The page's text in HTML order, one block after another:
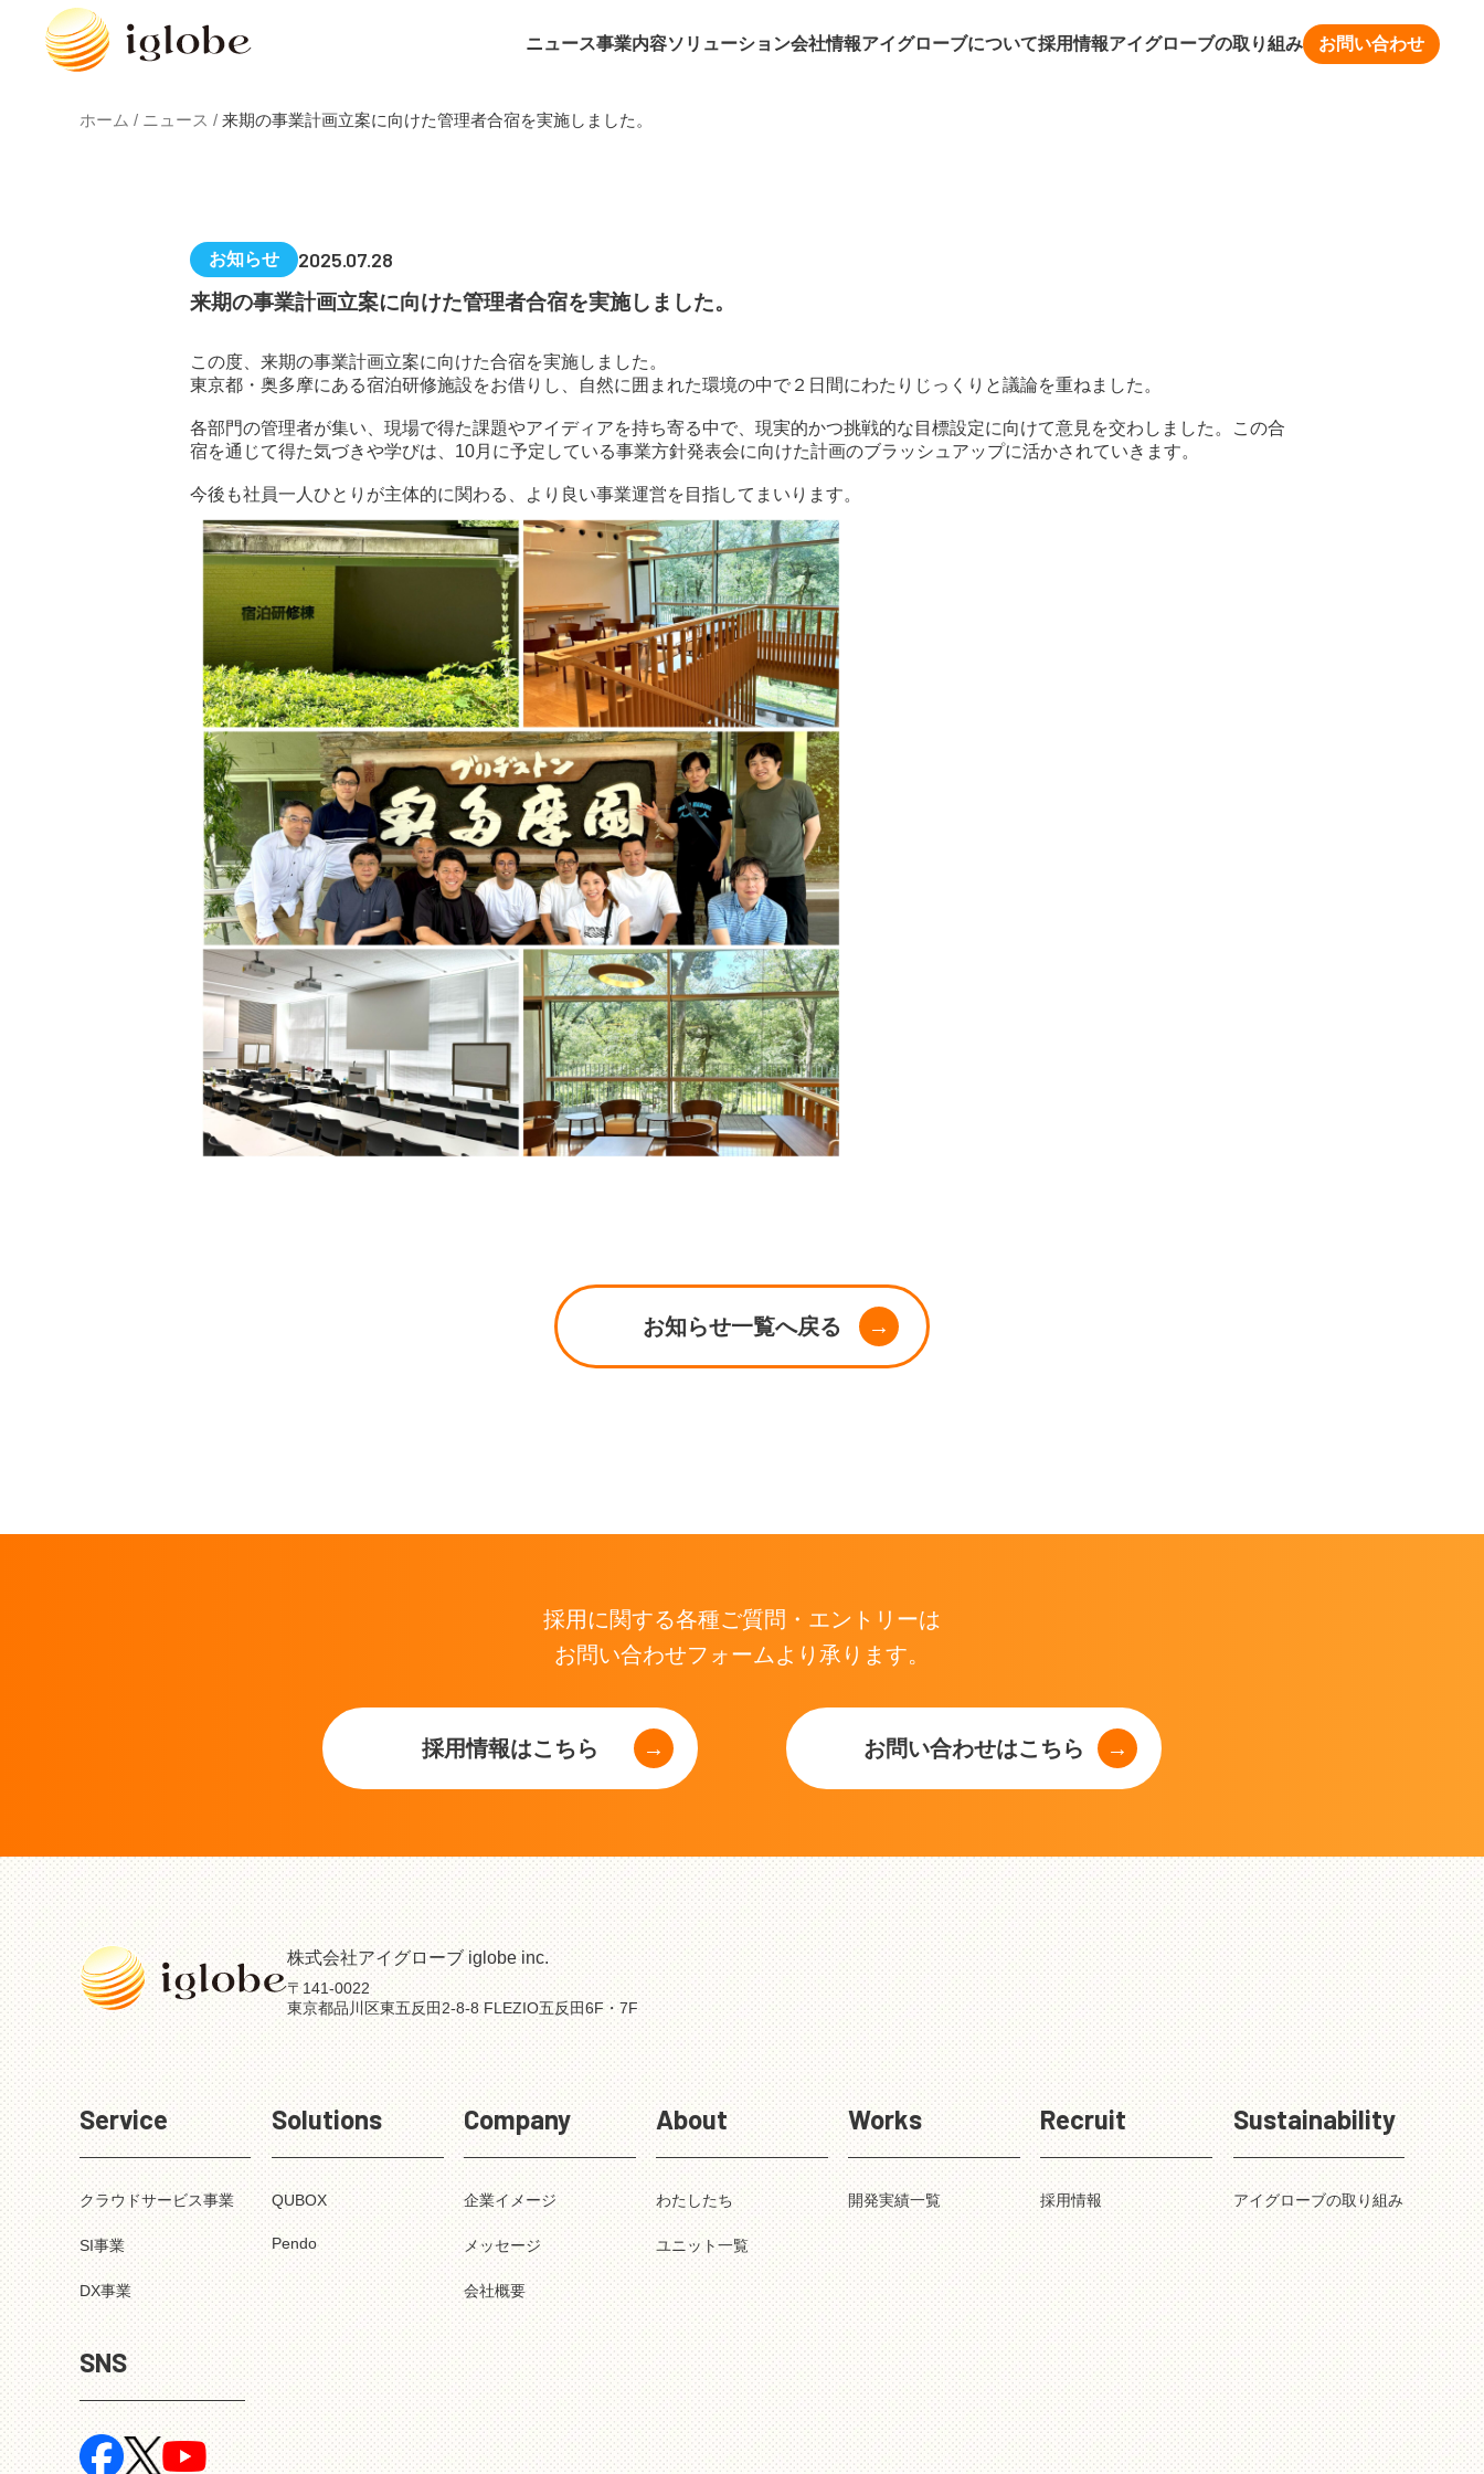
ニュース事業内容ソリューション会社情報アイグローブについて採用情報アイグローブの取り組み お問い合わせ
ホーム / ニュース / 来期の事業計画立案に向けた管理者合宿を実施しました。
お知らせ 2025.07.28
来期の事業計画立案に向けた管理者合宿を実施しました。
この度、来期の事業計画立案に向けた合宿を実施しました。
東京都・奥多摩にある宿泊研修施設をお借りし、自然に囲まれた環境の中で２日間にわたりじっくりと議論を重ねました。
各部門の管理者が集い、現場で得た課題やアイディアを持ち寄る中で、現実的かつ挑戦的な目標設定に向けて意見を交わしました。この合
宿を通じて得た気づきや学びは、10月に予定している事業方針発表会に向けた計画のブラッシュアップに活かされていきます。
今後も社員一人ひとりが主体的に関わる、より良い事業運営を目指してまいります。
お知らせ一覧へ戻る
採用に関する各種ご質問・エントリーは
お問い合わせフォームより承ります。
採用情報はこちら お問い合わせはこちら
株式会社アイグローブ iglobe inc.
〒141-0022
東京都品川区東五反田2-8-8 FLEZIO五反田6F・7F
Service
クラウドサービス事業
SI事業
DX事業
Solutions
QUBOX
Pendo
Company
企業イメージ
メッセージ
会社概要
About
わたしたち
ユニット一覧
Works
開発実績一覧
Recruit
採用情報
Sustainability
アイグローブの取り組み
SNS